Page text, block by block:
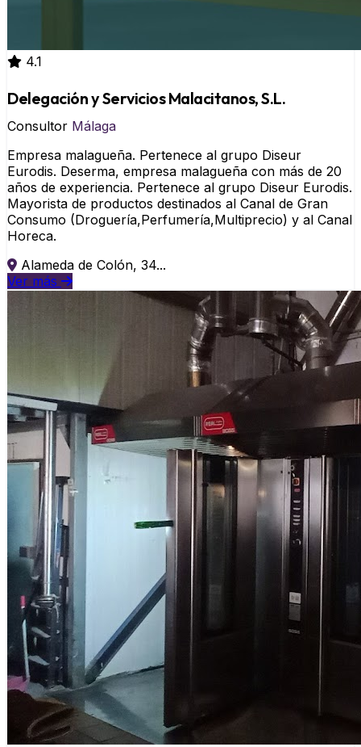
4.1
Delegación y Servicios Malacitanos, S.L.
Consultor Málaga
Empresa malagueña. Pertenece al grupo Diseur
Eurodis. Deserma, empresa malagueña con más de 20
años de experiencia. Pertenece al grupo Diseur Eurodis.
Mayorista de productos destinados al Canal de Gran
Consumo (Droguería,Perfumería,Multiprecio) y al Canal
Horeca.
Alameda de Colón, 34...
Ver más